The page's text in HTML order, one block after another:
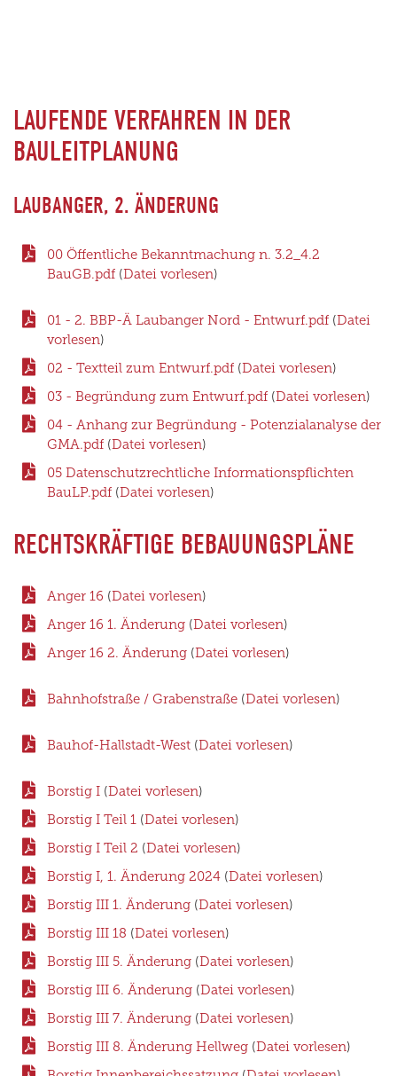
LAUFENDE VERFAHREN IN DER
BAULEITPLANUNG
LAUBANGER, 2. ÄNDERUNG
00 Öffentliche Bekanntmachung n. 3.2_4.2
BauGB.pdf (Datei vorlesen)
01 - 2. BBP-Ä Laubanger Nord - Entwurf.pdf (Datei
vorlesen)
02 - Textteil zum Entwurf.pdf (Datei vorlesen)
03 - Begründung zum Entwurf.pdf (Datei vorlesen)
04 - Anhang zur Begründung - Potenzialanalyse der
GMA.pdf (Datei vorlesen)
05 Datenschutzrechtliche Informationspflichten
BauLP.pdf (Datei vorlesen)
RECHTSKRÄFTIGE BEBAUUNGSPLÄNE
Anger 16 (Datei vorlesen)
Anger 16 1. Änderung (Datei vorlesen)
Anger 16 2. Änderung (Datei vorlesen)
Bahnhofstraße / Grabenstraße (Datei vorlesen)
Bauhof-Hallstadt-West (Datei vorlesen)
Borstig I (Datei vorlesen)
Borstig I Teil 1 (Datei vorlesen)
Borstig I Teil 2 (Datei vorlesen)
Borstig I, 1. Änderung 2024 (Datei vorlesen)
Borstig III 1. Änderung (Datei vorlesen)
Borstig III 18 (Datei vorlesen)
Borstig III 5. Änderung (Datei vorlesen)
Borstig III 6. Änderung (Datei vorlesen)
Borstig III 7. Änderung (Datei vorlesen)
Borstig III 8. Änderung Hellweg (Datei vorlesen)